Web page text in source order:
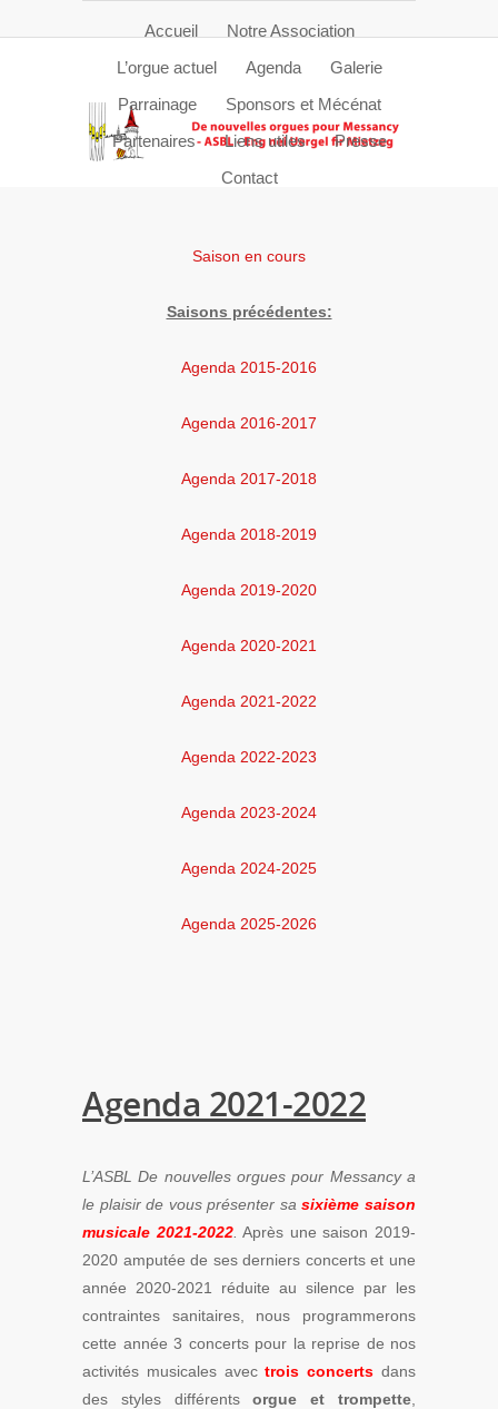
Accueil
Notre Association
L’orgue actuel
Agenda
Galerie
Parrainage
Sponsors et Mécénat
Partenaires
Liens utiles
Presse
Contact
Saison en cours
Saisons précédentes:
Agenda 2015-2016
Agenda 2016-2017
Agenda 2017-2018
Agenda 2018-2019
Agenda 2019-2020
Agenda 2020-2021
Agenda 2021-2022
Agenda 2022-2023
Agenda 2023-2024
Agenda 2024-2025
Agenda 2025-2026
Agenda 2021-2022
L’ASBL De nouvelles orgues pour Messancy a
le plaisir de vous présenter sasixième saison
musicale 2021-2022. Après une saison 2019-
2020 amputée de ses derniers concerts et une
année 2020-2021 réduite au silence par les
contraintes sanitaires, nous programmerons
cette année 3 concerts pour la reprise de nos
activités musicales avectrois concerts dans
des styles différentsorgue et trompette